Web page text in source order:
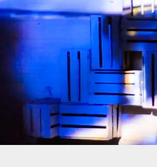
Vídeo & Post Producción,